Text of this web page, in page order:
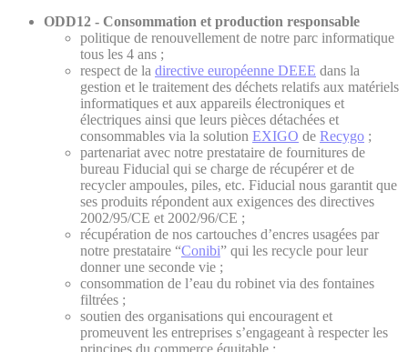
ODD12 - Consommation et production responsable
politique de renouvellement de notre parc informatique
tous les 4 ans ;
respect de la directive européenne DEEE dans la
gestion et le traitement des déchets relatifs aux matériels
informatiques et aux appareils électroniques et
électriques ainsi que leurs pièces détachées et
consommables via la solution EXIGO de Recygo ;
partenariat avec notre prestataire de fournitures de
bureau Fiducial qui se charge de récupérer et de
recycler ampoules, piles, etc. Fiducial nous garantit que
ses produits répondent aux exigences des directives
2002/95/CE et 2002/96/CE ;
récupération de nos cartouches d’encres usagées par
notre prestataire “Conibi” qui les recycle pour leur
donner une seconde vie ;
consommation de l’eau du robinet via des fontaines
filtrées ;
soutien des organisations qui encouragent et
promeuvent les entreprises s’engageant à respecter les
principes du commerce équitable ;